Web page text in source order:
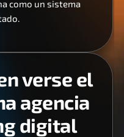
como un sistema
verse el
agencia
digital